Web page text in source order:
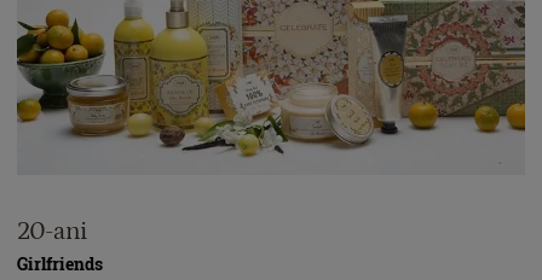
20-ani
Girlfriends